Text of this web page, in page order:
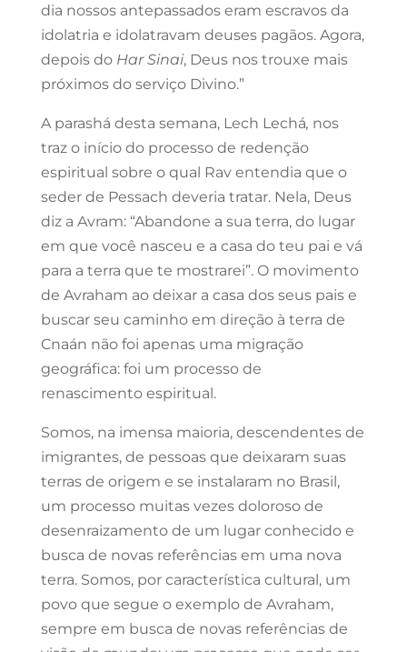
dia nossos antepassados eram escravos da
idolatria e idolatravam deuses pagãos. Agora,
depois do Har Sinai, Deus nos trouxe mais
próximos do serviço Divino.”
A parashá desta semana, Lech Lechá, nos
traz o início do processo de redenção
espiritual sobre o qual Rav entendia que o
seder de Pessach deveria tratar. Nela, Deus
diz a Avram: “Abandone a sua terra, do lugar
em que você nasceu e a casa do teu pai e vá
para a terra que te mostrarei”. O movimento
de Avraham ao deixar a casa dos seus pais e
buscar seu caminho em direção à terra de
Cnaán não foi apenas uma migração
geográfica: foi um processo de
renascimento espiritual.
Somos, na imensa maioria, descendentes de
imigrantes, de pessoas que deixaram suas
terras de origem e se instalaram no Brasil,
um processo muitas vezes doloroso de
desenraizamento de um lugar conhecido e
busca de novas referências em uma nova
terra. Somos, por característica cultural, um
povo que segue o exemplo de Avraham,
sempre em busca de novas referências de